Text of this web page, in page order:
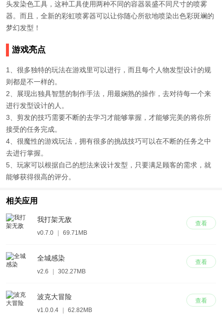
头发染色工具，这种工具使用两种不同的容器装盛不同尺寸的喷雾
器。而且，全新的彩虹喷雾器可以让你随心所欲地喷染出色彩斑斓的
梦幻发型！
游戏亮点
1、很多独特的玩法在游戏里可以进行，而且每个人物发型设计的规
则都是不一样的。
2、展现出独具智慧的制作手法，用最娴熟的操作，去对待每一个来
进行发型设计的人。
3、剪发的技巧需要不断的去学习才能够掌握，才能够完美的将你所
接受的任务完成。
4、很魔性的游戏玩法，拥有很多的挑战技巧可以在不断的任务之中
去进行掌握。
5、玩家可以根据自己的想法来设计发型，只要满足顾客的需求，就
能够获得很高的评分。
相关应用
查看
我打架无敌
v0.7.0 69.71MB
查看
全城感染
v2.6 302.27MB
查看
波克大冒险
v1.0.0.4 62.82MB